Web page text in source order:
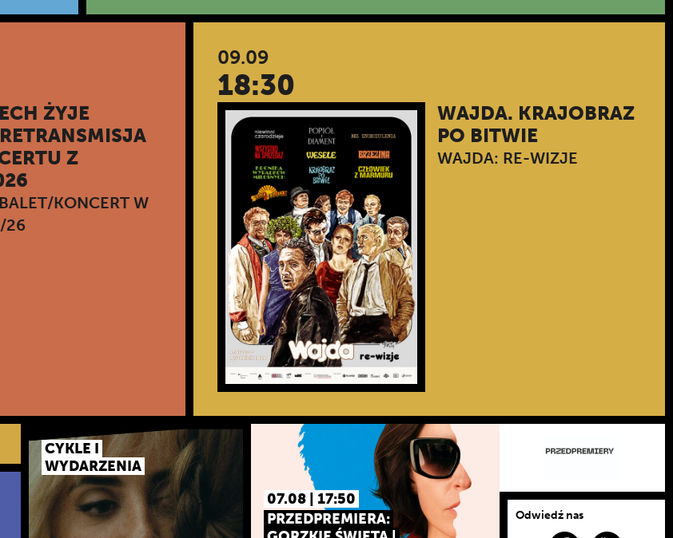
ŻYJE
Z
KONCERT W
26
09.09
18:30
WAJDA. KRAJOBRAZ
PO BITWIE
WAJDA: RE-WIZJE
CYKLE I
WYDARZENIA
07.08 | 17:50
PRZEDPREMIERA:
Odwiedź nas